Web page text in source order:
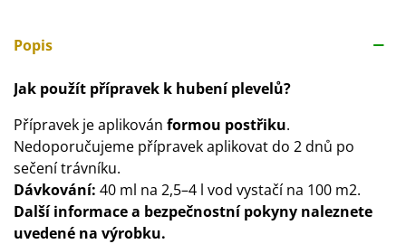
Popis
Jak použít přípravek k hubení plevelů?
Přípravek je aplikován formou postřiku.
Nedoporučujeme přípravek aplikovat do 2 dnů po
sečení trávníku.
Dávkování: 40 ml na 2,5–4 l vod vystačí na 100 m2.
Další informace a bezpečnostní pokyny naleznete
uvedené na výrobku.